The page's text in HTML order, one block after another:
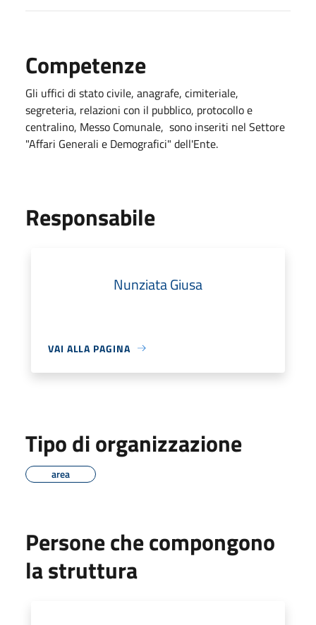
Competenze
Gli uffici di stato civile, anagrafe, cimiteriale,
segreteria, relazioni con il pubblico, protocollo e
centralino, Messo Comunale, sono inseriti nel Settore
"Affari Generali e Demografici" dell'Ente.
Responsabile
Nunziata Giusa
VAI ALLA PAGINA
Tipo di organizzazione
area
Persone che compongono
la struttura